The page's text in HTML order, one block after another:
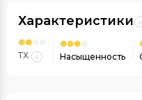
Характеристики
ТХ Насыщенность